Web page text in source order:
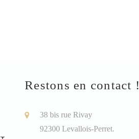
Restons en contact !
38 bis rue Rivay
92300 Levallois-Perret.